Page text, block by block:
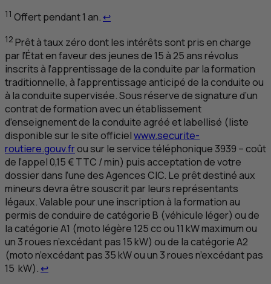
11 Offert pendant 1 an. ↩Retour au renvoi 11
12 Prêt à taux zéro dont les intérêts sont pris en charge
par l’État en faveur des jeunes de 15 à 25 ans révolus
inscrits à l’apprentissage de la conduite par la formation
traditionnelle, à l’apprentissage anticipé de la conduite ou
à la conduite supervisée. Sous réserve de signature d’un
contrat de formation avec un établissement
d’enseignement de la conduite agréé et labellisé (liste
disponible sur le site officielwww.securite-
routiere.gouv.frou sur le service téléphonique 3939 – coût
de l’appel 0,15 €TTC / min) puis acceptation de votre
dossier dans l’une des AgencesCIC. Le prêt destiné aux
mineurs devra être souscrit par leurs représentants
légaux. Valable pour une inscription à la formation au
permis de conduire de catégorie B (véhicule léger) ou de
la catégorie A1 (moto légère 125 cc ou 11 kW maximum ou
un 3 roues n’excédant pas 15 kW) ou de la catégorie A2
(moto n’excédant pas 35 kW ou un 3 roues n’excédant pas
15 kW). ↩Retour au renvoi 12